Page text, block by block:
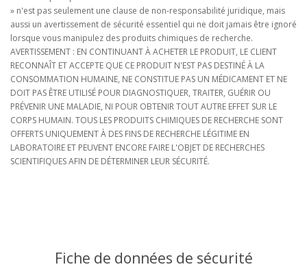
» n'est pas seulement une clause de non-responsabilité juridique, mais
aussi un avertissement de sécurité essentiel qui ne doit jamais être ignoré
lorsque vous manipulez des produits chimiques de recherche.
AVERTISSEMENT : EN CONTINUANT À ACHETER LE PRODUIT, LE CLIENT
RECONNAÎT ET ACCEPTE QUE CE PRODUIT N'EST PAS DESTINÉ À LA
CONSOMMATION HUMAINE, NE CONSTITUE PAS UN MÉDICAMENT ET NE
DOIT PAS ÊTRE UTILISÉ POUR DIAGNOSTIQUER, TRAITER, GUÉRIR OU
PRÉVENIR UNE MALADIE, NI POUR OBTENIR TOUT AUTRE EFFET SUR LE
CORPS HUMAIN. TOUS LES PRODUITS CHIMIQUES DE RECHERCHE SONT
OFFERTS UNIQUEMENT À DES FINS DE RECHERCHE LÉGITIME EN
LABORATOIRE ET PEUVENT ENCORE FAIRE L'OBJET DE RECHERCHES
SCIENTIFIQUES AFIN DE DÉTERMINER LEUR SÉCURITÉ.
Fiche de données de sécurité